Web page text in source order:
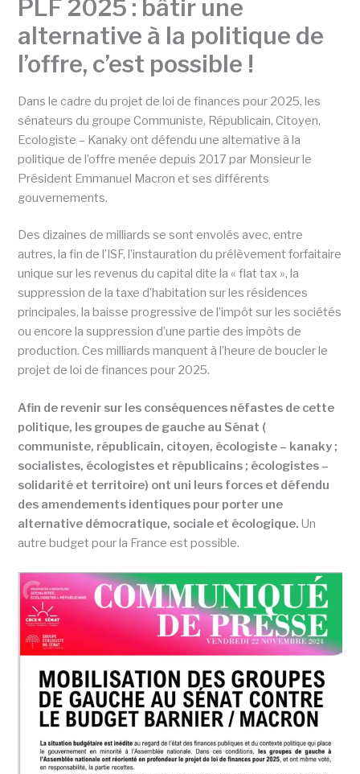
PLF 2025 : bâtir une
alternative à la politique de
l’offre, c’est possible !
Dans le cadre du projet de loi de finances pour 2025, les
sénateurs du groupe Communiste, Républicain, Citoyen,
Ecologiste – Kanaky ont défendu une alternative à la
politique de l’offre menée depuis 2017 par Monsieur le
Président Emmanuel Macron et ses différents
gouvernements.
Des dizaines de milliards se sont envolés avec, entre
autres, la fin de l’ISF, l’instauration du prélèvement forfaitaire
unique sur les revenus du capital dite la « flat tax », la
suppression de la taxe d’habitation sur les résidences
principales, la baisse progressive de l’impôt sur les sociétés
ou encore la suppression d’une partie des impôts de
production. Ces milliards manquent à l’heure de boucler le
projet de loi de finances pour 2025.
Afin de revenir sur les conséquences néfastes de cette
politique, les groupes de gauche au Sénat (
communiste, républicain, citoyen, écologiste – kanaky ;
socialistes, écologistes et républicains ; écologistes –
solidarité et territoire) ont uni leurs forces et défendu
des amendements identiques pour porter une
alternative démocratique, sociale et écologique. Un
autre budget pour la France est possible.